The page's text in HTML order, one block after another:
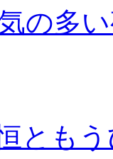
の多
とも